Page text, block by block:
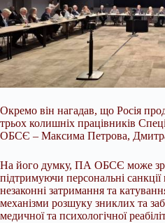
Окремо він нагадав, що Росія
трьох колишніх працівників
ОБСЄ – Максима Петрова,
На його думку, ПА ОБСЄ може
підтримуючи персональні санкції
незаконні затримання та
механізми розшуку зниклих та
медичної та психологічної